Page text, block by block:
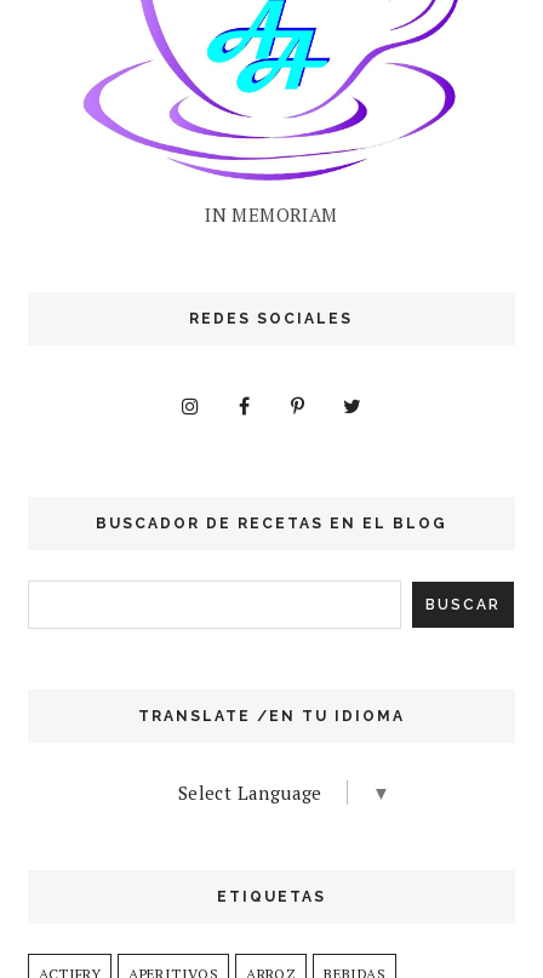
IN MEMORIAM
REDES SOCIALES
BUSCADOR DE RECETAS EN EL BLOG
TRANSLATE /EN TU IDIOMA
Select Language ▼
ETIQUETAS
ACTIFRY APERITIVOS ARROZ BEBIDAS